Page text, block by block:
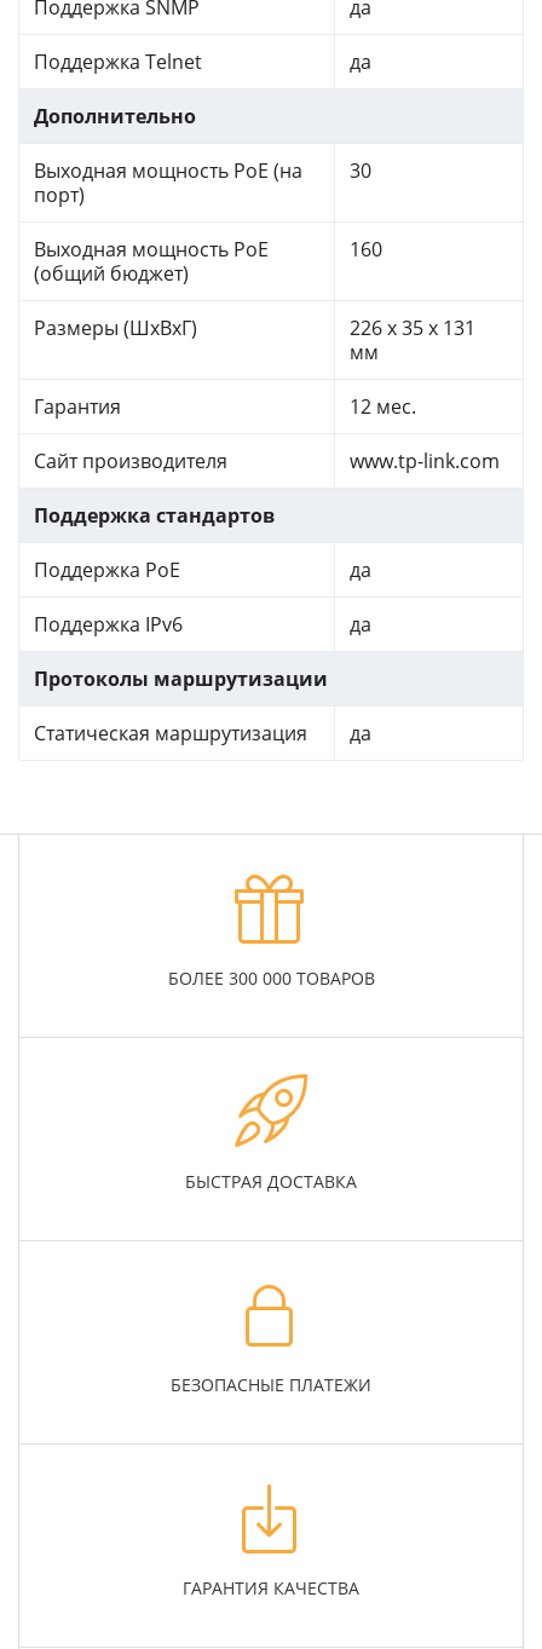
Поддержка SNMP да
Поддержка Telnet да
Дополнительно
Выходная мощность PoE (на
порт)
30
Выходная мощность PoE
(общий бюджет)
160
Размеры (ШхВхГ)
226 x 35 x 131
мм
Гарантия 12 мес.
Сайт производителя www.tp-link.com
Поддержка стандартов
Поддержка PoE да
Поддержка IPv6 да
Протоколы маршрутизации
Статическая маршрутизация да
БОЛЕЕ 300 000 ТОВАРОВ
БЫСТРАЯ ДОСТАВКА
БЕЗОПАСНЫЕ ПЛАТЕЖИ
ГАРАНТИЯ КАЧЕСТВА